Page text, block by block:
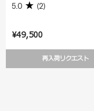
¥49,500
再入荷リクエスト
5.0 (2)